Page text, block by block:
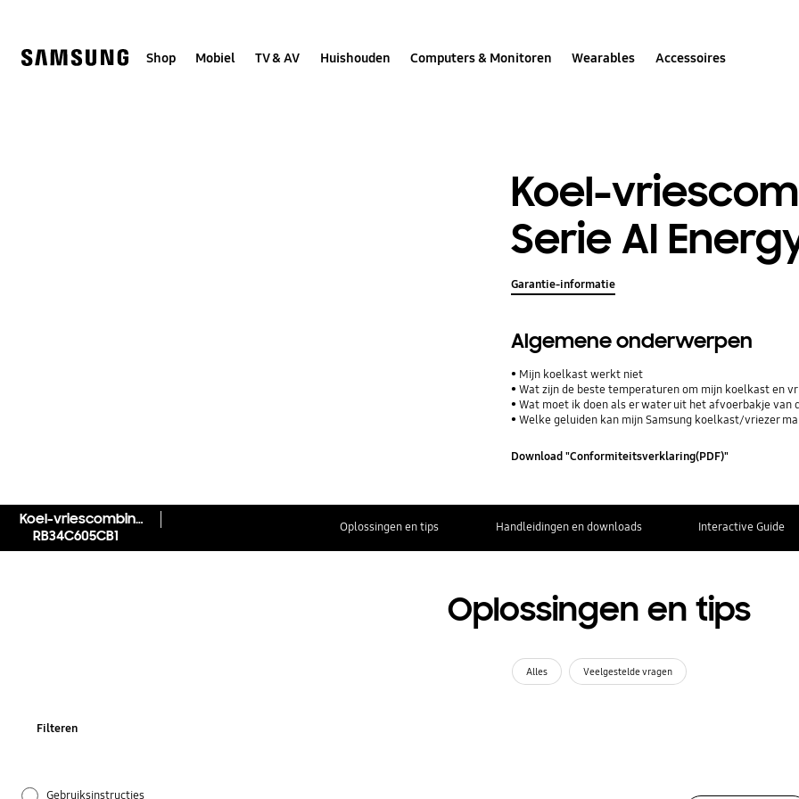
Shop Mobiel TV & AV Huishouden Computers & Monitoren Wearables Accessoires
Koel-
Serie AI
Garantie-informatie
Algemene onderwerpen
Mijn koelkast werkt niet
Wat zijn de beste temperaturen om mijn koelkast en
Wat moet ik doen als er water uit het afvoerbakje van
Welke geluiden kan mijn Samsung koelkast/vriezer
Download "Conformiteitsverklaring(PDF)"
Koel-vriescombinatie 6-Serie AI Energy Mode™ 344L
RB34C605CB1
Oplossingen en tips Handleidingen en downloads Interactive Guide
Oplossingen en tips
Alles Veelgestelde vragen
Filteren
Gebruiksinstructies